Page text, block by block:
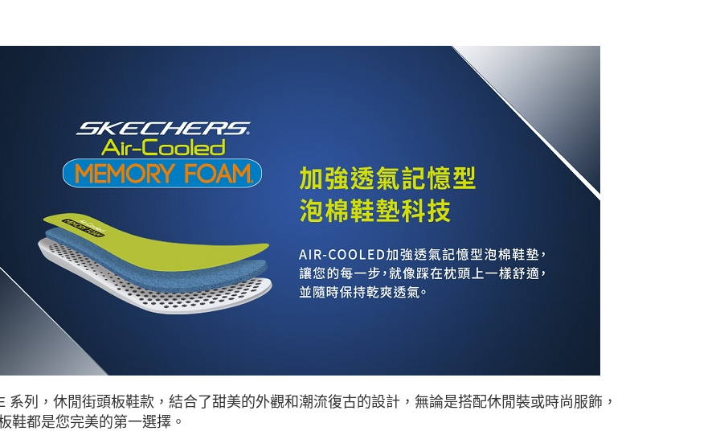
系列，休閒街頭板鞋款，結合了甜美的外觀和潮流復古的設計，無論是搭配休閒裝或時尚服飾，
鞋都是您完美的第一選擇。